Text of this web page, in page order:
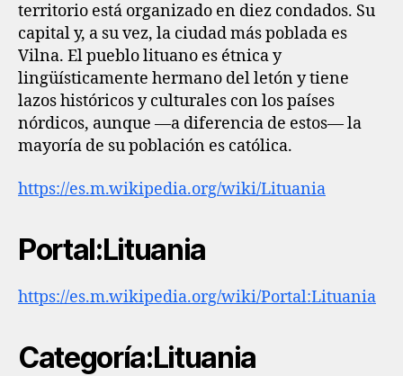
territorio está organizado en diez condados. Su
capital y, a su vez, la ciudad más poblada es
Vilna. El pueblo lituano es étnica y
lingüísticamente hermano del letón y tiene
lazos históricos y culturales con los países
nórdicos, aunque —a diferencia de estos— la
mayoría de su población es católica.
https://es.m.wikipedia.org/wiki/Lituania
Portal:Lituania
https://es.m.wikipedia.org/wiki/Portal:Lituania
Categoría:Lituania